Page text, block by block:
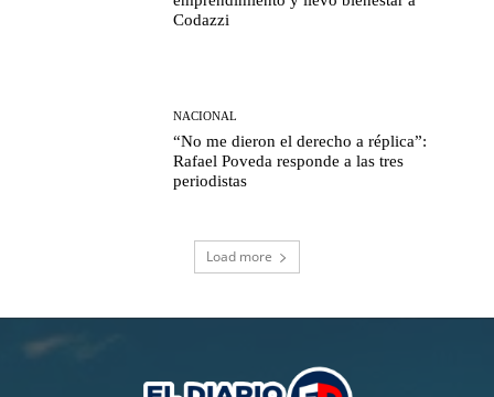
Codazzi
NACIONAL
“No me dieron el derecho a réplica”:
Rafael Poveda responde a las tres
periodistas
Load more